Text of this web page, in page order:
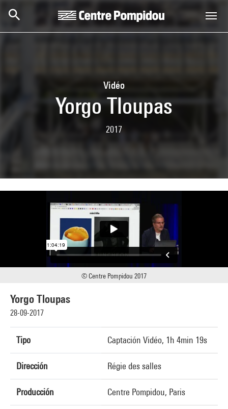
Vidéo
Yorgo Tloupas
2017
Yorgo Tloupas
28-09-2017
Tipo Captación Vidéo, 1h 4min 19s
Dirección Régie des salles
Producción Centre Pompidou, Paris
© Centre Pompidou 2017